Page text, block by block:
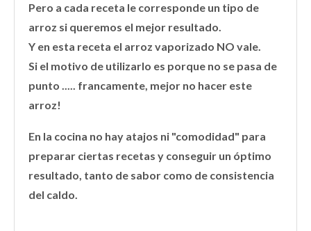
Pero a cada receta le corresponde un tipo de
arroz si queremos el mejor resultado.
Y en esta receta el arroz vaporizado NO vale.
Si el motivo de utilizarlo es porque no se pasa de
punto ..... francamente, mejor no hacer este
arroz!
En la cocina no hay atajos ni "comodidad" para
preparar ciertas recetas y conseguir un óptimo
resultado, tanto de sabor como de consistencia
del caldo.